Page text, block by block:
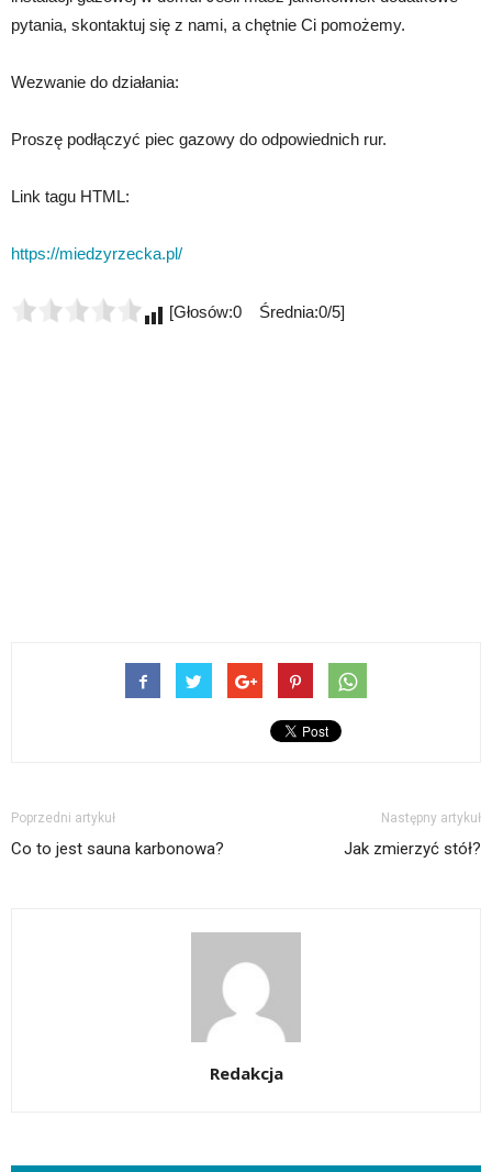
pytania, skontaktuj się z nami, a chętnie Ci pomożemy.
Wezwanie do działania:
Proszę podłączyć piec gazowy do odpowiednich rur.
Link tagu HTML:
https://miedzyrzecka.pl/
[Głosów:0 Średnia:0/5]
Poprzedni artykuł
Co to jest sauna karbonowa?
Następny artykuł
Jak zmierzyć stół?
Redakcja